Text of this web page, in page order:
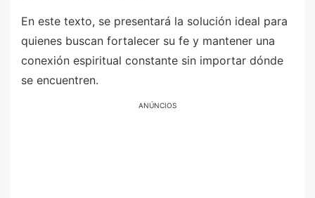
En este texto, se presentará la solución ideal para
quienes buscan fortalecer su fe y mantener una
conexión espiritual constante sin importar dónde
se encuentren.
ANÚNCIOS